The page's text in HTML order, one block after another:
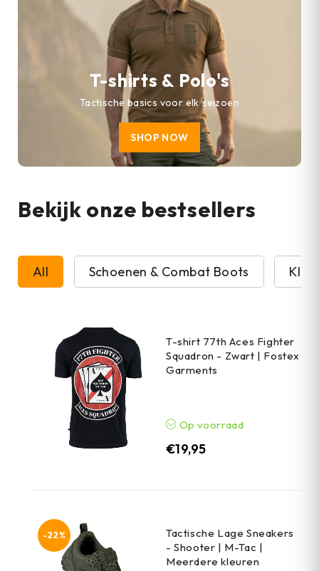
T-shirts & Polo's
Tactische basics voor elk seizoen
SHOP NOW
Bekijk onze bestsellers
All Schoenen & Combat Boots
T-shirt 77th Aces Fighter
Squadron - Zwart | Fostex
Garments
Op voorraad
€19,95
-22%
Tactische Lage Sneakers
- Shooter | M-Tac |
Meerdere kleuren